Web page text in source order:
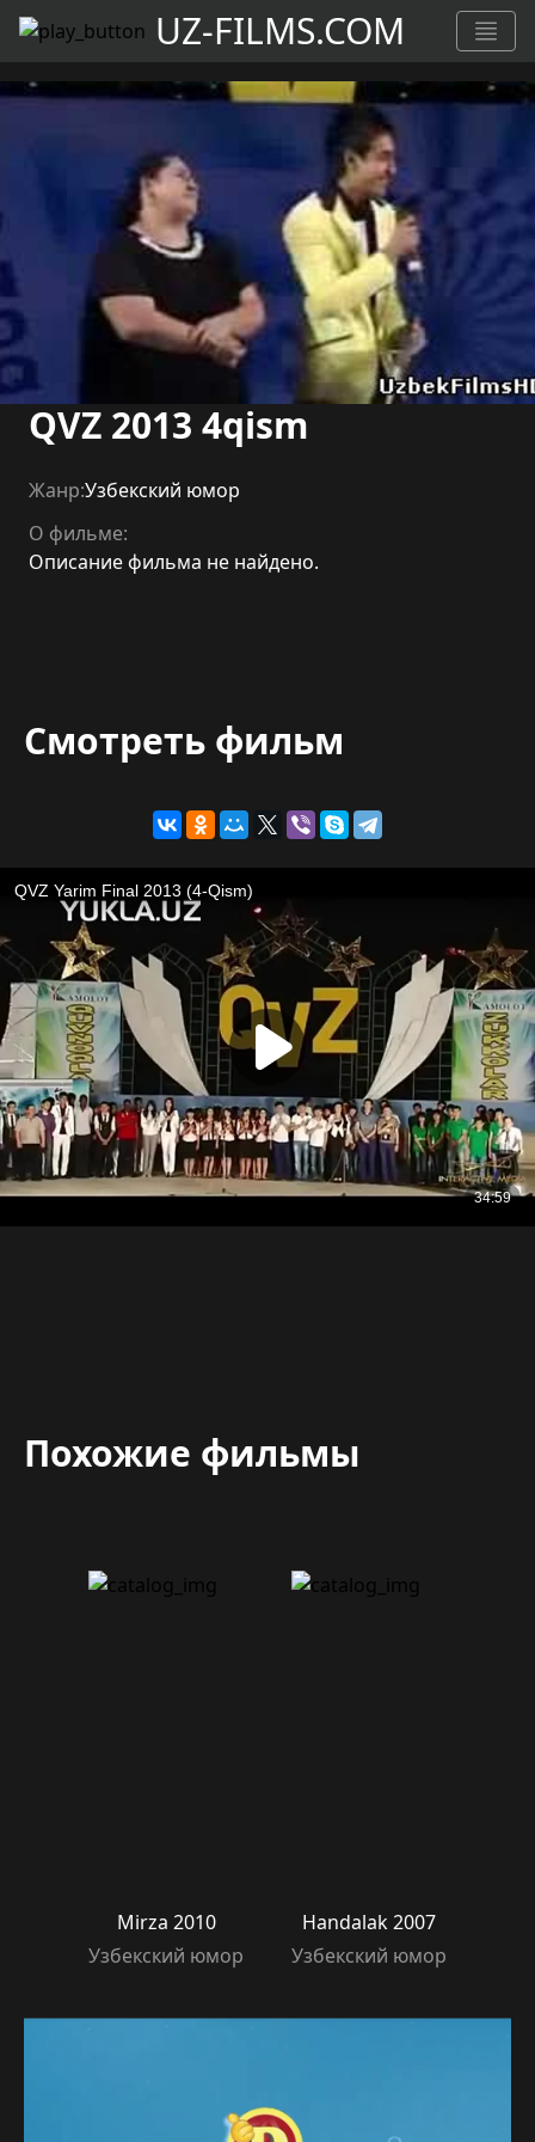
UZ-FILMS.COM
QVZ 2013 4qism
Жанр:Узбекский юмор
О фильме:
Описание фильма не найдено.
Смотреть фильм
Похожие фильмы
Mirza 2010
Узбекский юмор
Handalak 2007
Узбекский юмор